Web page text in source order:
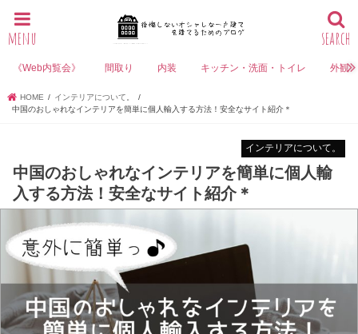
search
menu
《Web内覧会》 間取り 内装 キッチン・洗面・トイレ 外観
HOME
インテリアについて。
中国のおしゃれなインテリアを簡単に個人輸入する方法！安全なサイト紹介＊
インテリアについて。
中国のおしゃれなインテリアを簡単に個人輸
入する方法！安全なサイト紹介＊